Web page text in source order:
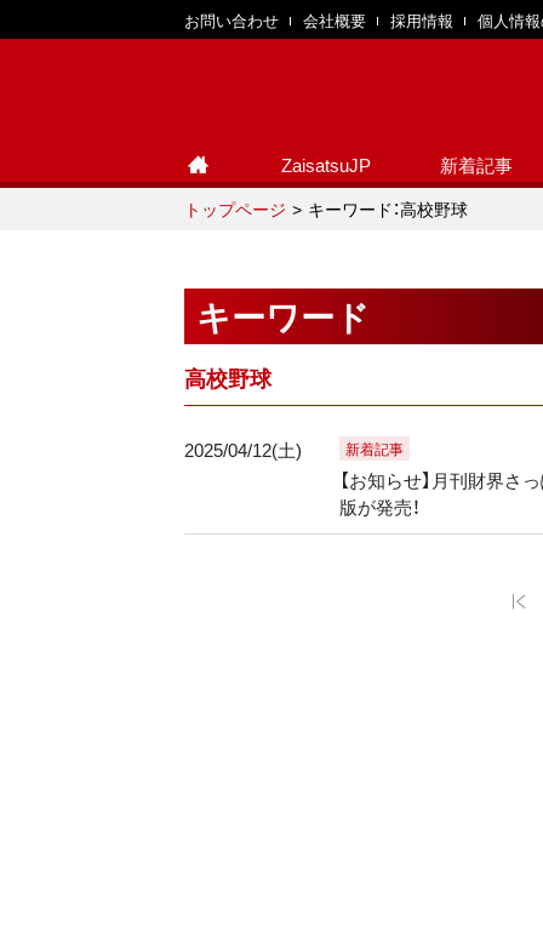
お問い合わせ 会社概要 採用情報 個人情
ZaisatsuJP 新着記事
トップページ キーワード：高校野球
キーワード
高校野球
2025/04/12(土) 新着記事
【お知らせ】月刊財界さ
版が発売！